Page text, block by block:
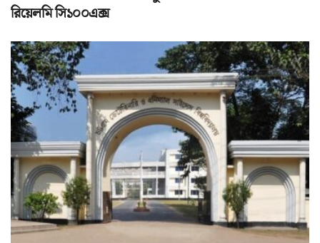
রিয়েলমি সি১০০এক্স